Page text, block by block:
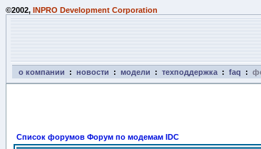
©2002, INPRO Development Corporation
о компании : новости : модели : техподдержка : faq :
Список форумов Форум по модемам IDC